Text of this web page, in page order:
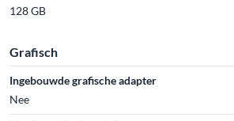
128 GB
Grafisch
Ingebouwde grafische adapter
Nee